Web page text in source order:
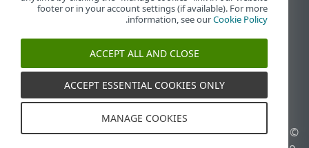
عرض موقع سطح المكتب
End of Life
قاعدة معارف ESET
ESET Status Portal
الدعم الإقليمي
© 1992 - 2026 ESET, spol. s إدارة ملفات تعريف الارتباط
footer or in your account settings (if available). For more
information, see ourCookie Policy
.
ACCEPT ALL AND CLOSE
ACCEPT ESSENTIAL COOKIES ONLY
MANAGE COOKIES